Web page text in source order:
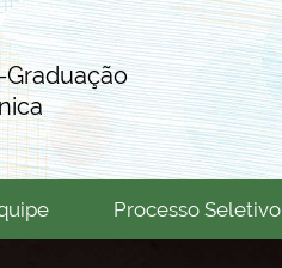
Processo Seletivo